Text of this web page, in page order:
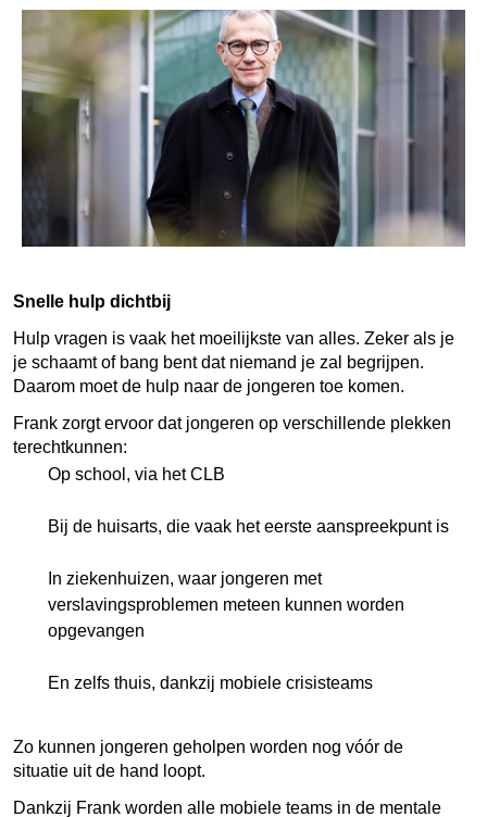
Snelle hulp dichtbij
Hulp vragen is vaak het moeilijkste van alles. Zeker als je
je schaamt of bang bent dat niemand je zal begrijpen.
Daarom moet de hulp naar de jongeren toe komen.
Frank zorgt ervoor dat jongeren op verschillende plekken
terechtkunnen:
Op school, via het CLB
Bij de huisarts, die vaak het eerste aanspreekpunt is
In ziekenhuizen, waar jongeren met
verslavingsproblemen meteen kunnen worden
opgevangen
En zelfs thuis, dankzij mobiele crisisteams
Zo kunnen jongeren geholpen worden nog vóór de
situatie uit de hand loopt.
Dankzij Frank worden alle mobiele teams in de mentale